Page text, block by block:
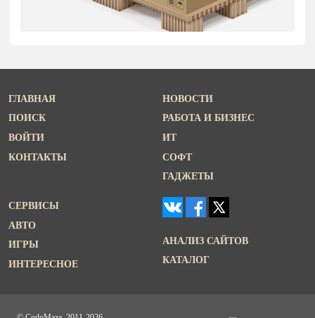
ГЛАВНАЯ
ПОИСК
ВОЙТИ
КОНТАКТЫ
НОВОСТИ
РАБОТА И БИЗНЕС
ИТ
СОФТ
ГАДЖЕТЫ
СЕРВИСЫ
АВТО
ИГРЫ
ИНТЕРЕСНОЕ
АНАЛИЗ САЙТОВ
КАТАЛОГ